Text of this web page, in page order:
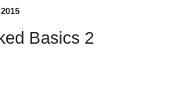
Basics 2